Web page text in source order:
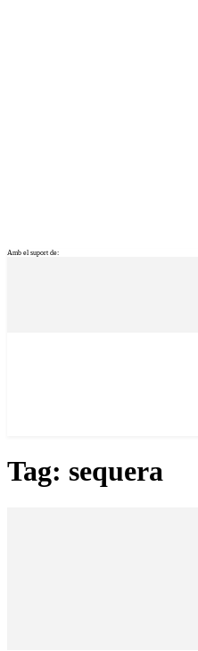
Amb el suport de:
Tag: sequera